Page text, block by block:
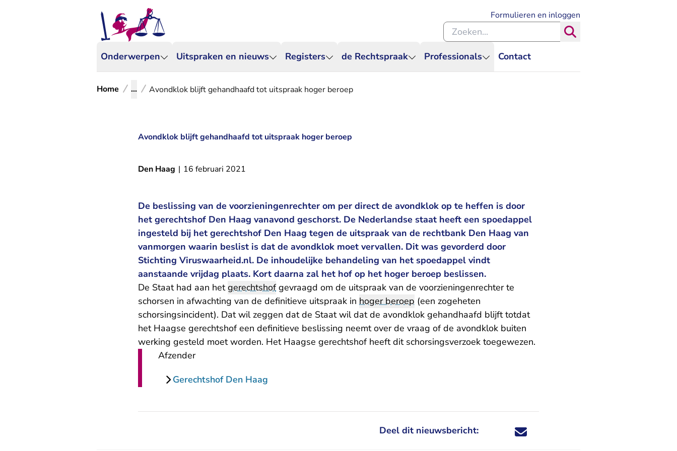
Onderwerpen Uitspraken en nieuws Registers de Rechtspraak Professionals Contact
Formulieren en inloggen
Zoeken binnen de Rechtspraak
Home ... Avondklok blijft gehandhaafd tot uitspraak hoger beroep
Avondklok blijft gehandhaafd tot uitspraak hoger beroep
Den Haag | 16 februari 2021
De beslissing van de voorzieningenrechter om per direct de avondklok op te heffen is door
het gerechtshof Den Haag vanavond geschorst. De Nederlandse staat heeft een spoedappel
ingesteld bij het gerechtshof Den Haag tegen de uitspraak van de rechtbank Den Haag van
vanmorgen waarin beslist is dat de avondklok moet vervallen. Dit was gevorderd door
Stichting Viruswaarheid.nl. De inhoudelijke behandeling van het spoedappel vindt
aanstaande vrijdag plaats. Kort daarna zal het hof op het hoger beroep beslissen.
De Staat had aan hetgerechtshofgevraagd om de uitspraak van de voorzieningenrechter te
schorsen in afwachting van de definitieve uitspraak in hoger beroep (een zogeheten
schorsingsincident). Dat wil zeggen dat de Staat wil dat de avondklok gehandhaafd blijft totdat
het Haagse gerechtshof een definitieve beslissing neemt over de vraag of de avondklok buiten
werking gesteld moet worden. Het Haagse gerechtshof heeft dit schorsingsverzoek toegewezen.
Afzender
Gerechtshof Den Haag
Deel dit nieuwsbericht: Deel dit nieuwsbericht via X - U verlaat
Deel dit nieuwsbericht via Facebook - U
Deel dit nieuwsbericht via e-mail
Deel dit nieuwsbericht via LinkedIn - U